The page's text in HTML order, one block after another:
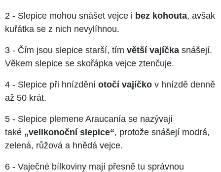
2 - Slepice mohou snášet vejce i bez kohouta, avšak
kuřátka se z nich nevylíhnou.
3 - Čím jsou slepice starší, tím větší vajíčka snášejí.
Věkem slepice se skořápka vejce ztenčuje.
4 - Slepice při hnízdění otočí vajíčko v hnízdě denně
až 50 krát.
5 - Slepice plemene Araucanía se nazývají
také „velikonoční slepice“, protože snášejí modrá,
zelená, růžová a hnědá vejce.
6 - Vaječné bílkoviny mají přesně tu správnou